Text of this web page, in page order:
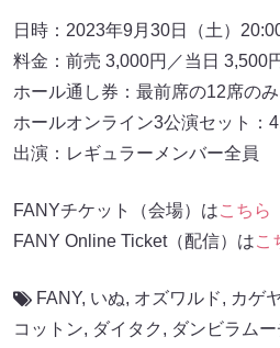
日時：2023年9月30日（土）
料金：前売 3,000円／当日 3,500
ホール通し券：最前席の12席の
ホールオンライン3公演セット：
出演：レギュラーメンバー全員
FANYチケット（会場）はこちら
FANY Online Ticket（配信）はこ
FANY, いぬ, オズワルド, カゲ
コットン, ダイタク , ダンビラムー